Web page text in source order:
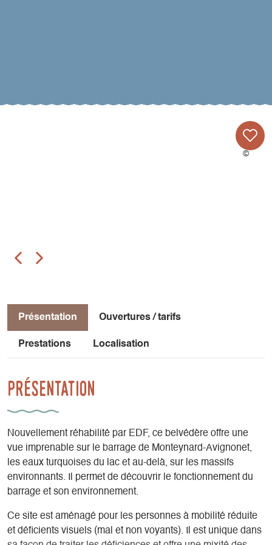
Présentation Ouvertures / tarifs
Prestations Localisation
Présentation
Nouvellement réhabilité par EDF, ce belvédère offre une
vue imprenable sur le barrage de Monteynard-Avignonet,
les eaux turquoises du lac et au-delà, sur les massifs
environnants. Il permet de découvrir le fonctionnement du
barrage et son environnement.
Ce site est aménagé pour les personnes à mobilité réduite
et déficients visuels (mal et non voyants). Il est unique dans